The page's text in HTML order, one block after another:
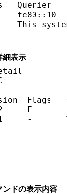
Querier
This
細表示
Flags
2     F
1     -
ドの表示内容